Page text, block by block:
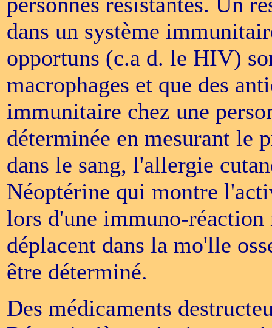
dans un système
opportuns (c.a d. le HIV)
macrophages et que des
immunitaire chez une
déterminée en mesurant le
dans le sang, l'allergie
Néoptérine qui montre
lors d'une immuno-
déplacent dans la mo'lle
être déterminé.
Des médicaments